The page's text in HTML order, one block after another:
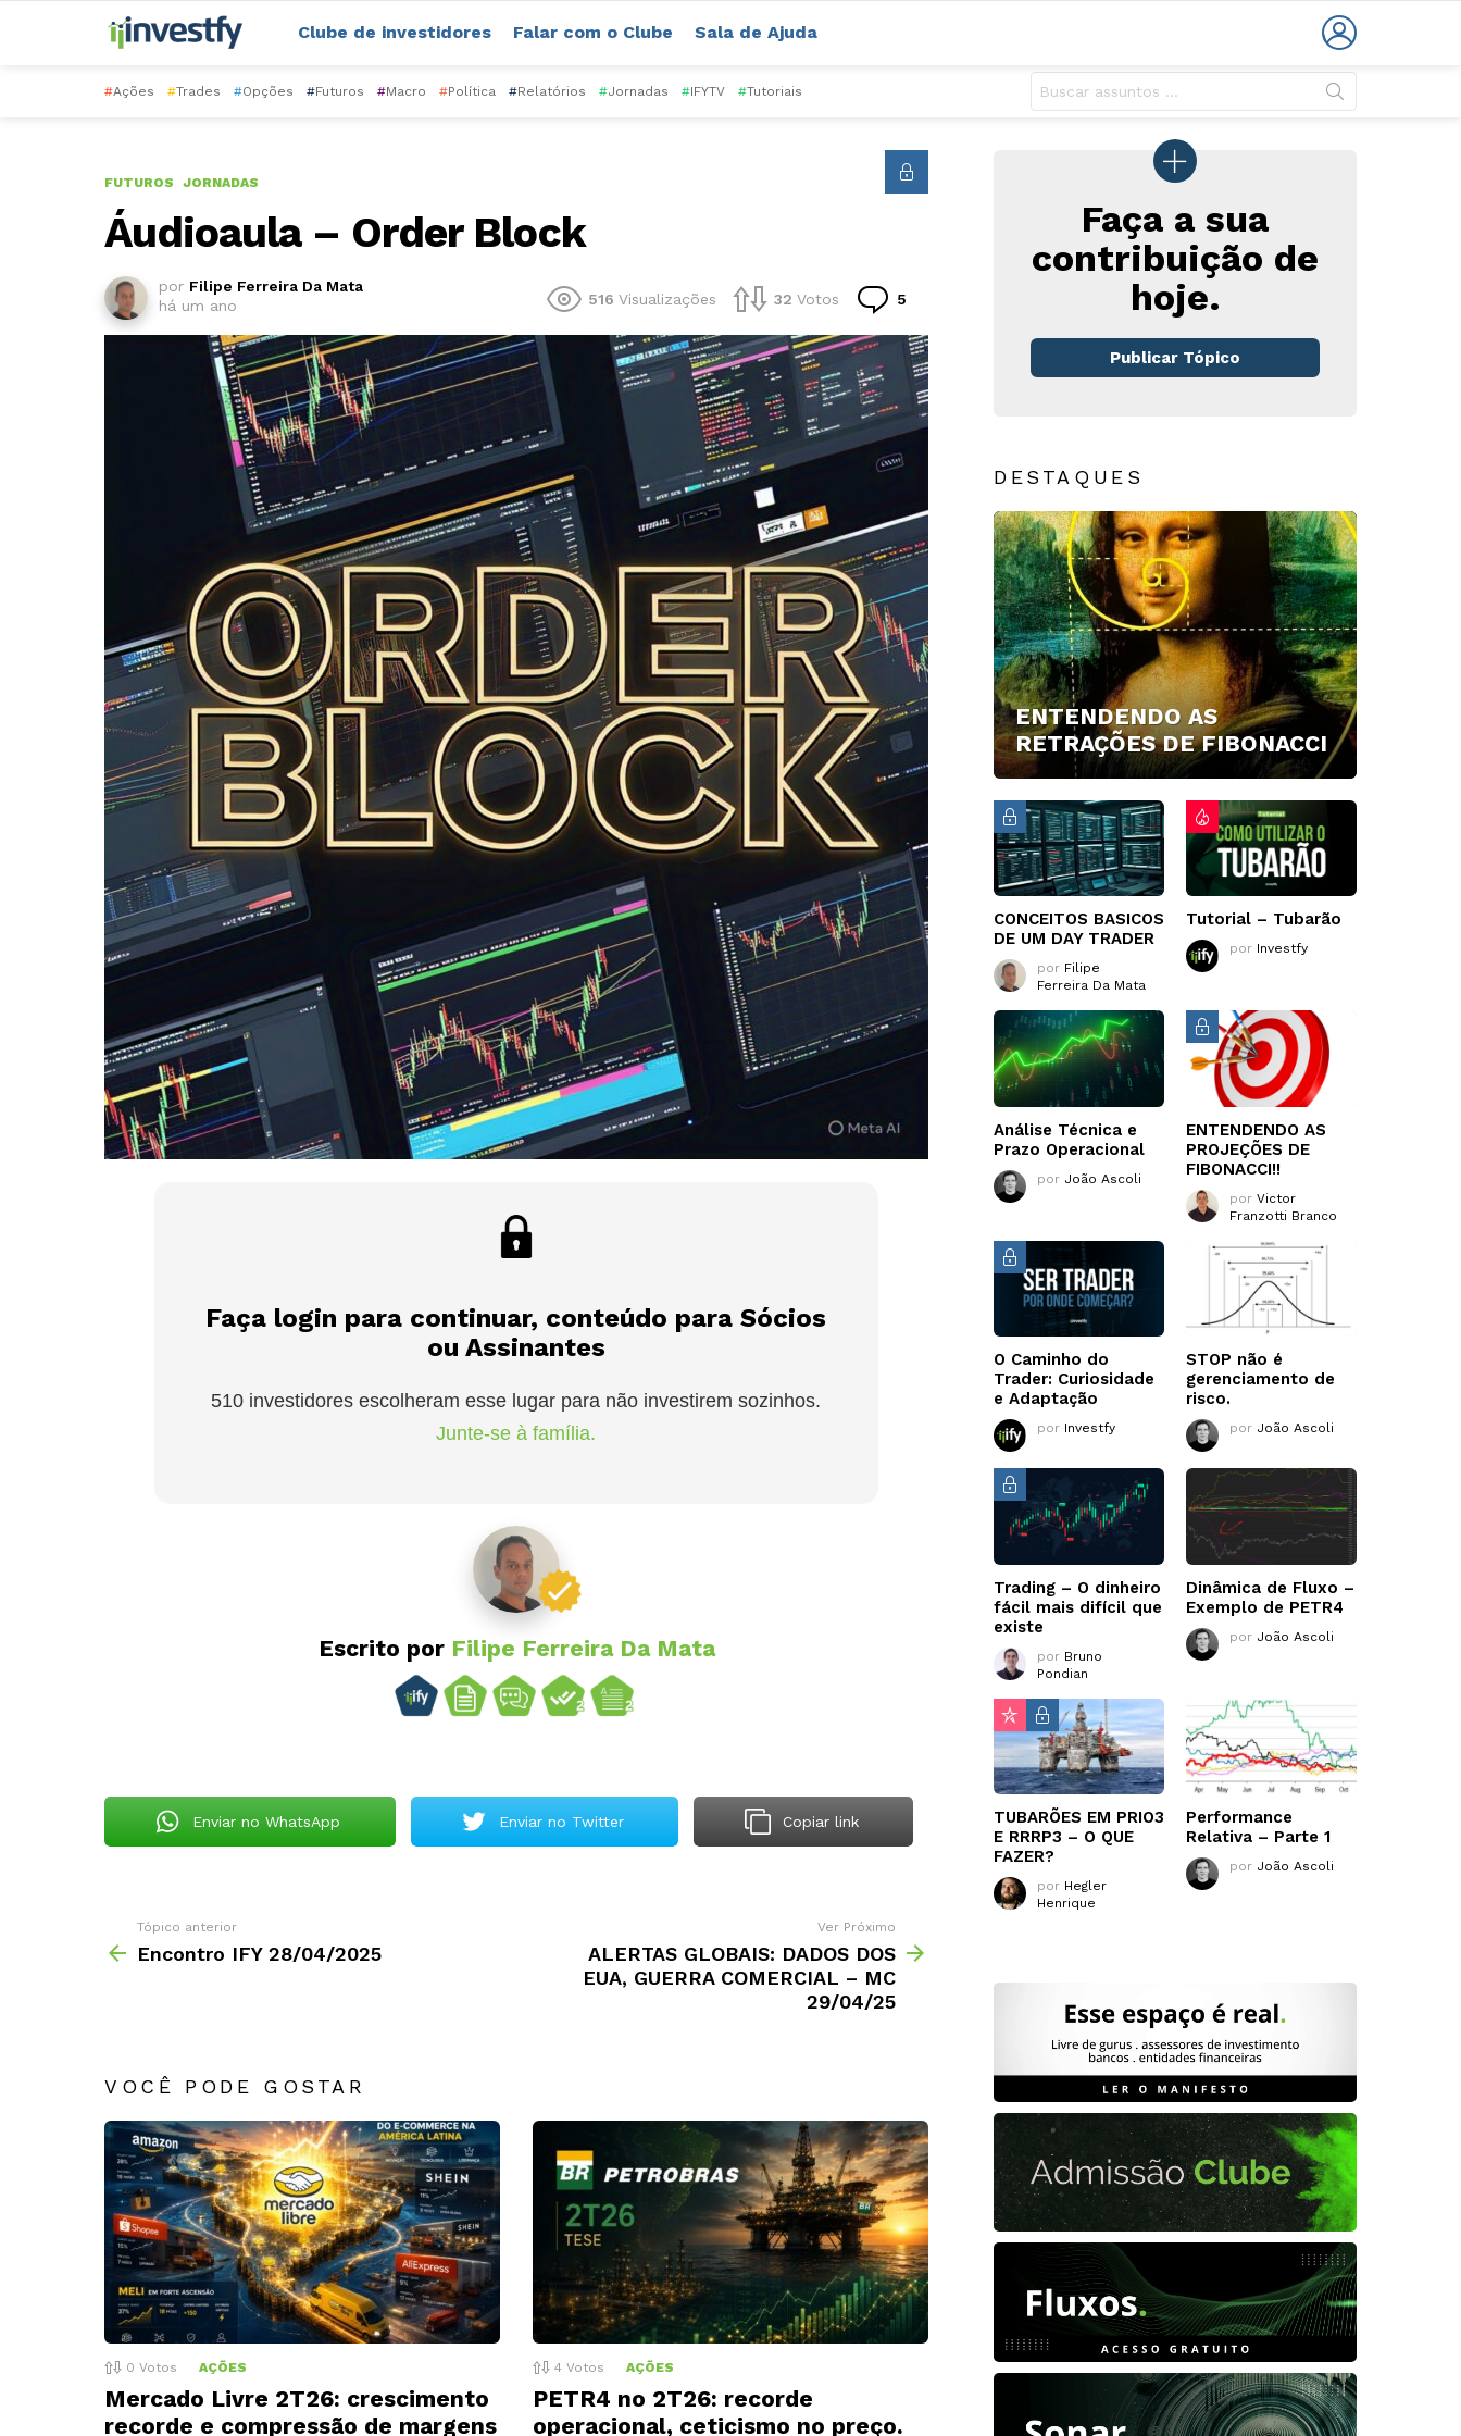
Clube de investidores Falar com o Clube Sala de Ajuda
#Ações #Trades #Opções #Futuros #Macro #Política #Relatórios #Jornadas #IFYTV #Tutoriais
FUTUROS JORNADAS
Áudioaula – Order Block
por Filipe Ferreira Da Mata
há um ano
516 Visualizações 32 Votos 5
Faça login para continuar, conteúdo para Sócios
ou Assinantes
510 investidores escolheram esse lugar para não investirem sozinhos.
Junte-se à família.
Escrito por Filipe Ferreira Da Mata
Enviar no WhatsApp Enviar no Twitter Copiar link
Tópico anterior
Encontro IFY 28/04/2025
Ver Próximo
ALERTAS GLOBAIS: DADOS DOS
EUA, GUERRA COMERCIAL – MC
29/04/25
VOCÊ PODE GOSTAR
0 Votos AÇÕES
Mercado Livre 2T26: crescimento
recorde e compressão de margens
4 Votos AÇÕES
PETR4 no 2T26: recorde
operacional, ceticismo no preço.
Faça a sua
contribuição de
hoje.
Publicar Tópico
DESTAQUES
ENTENDENDO AS
RETRAÇÕES DE FIBONACCI
CONCEITOS BASICOS
DE UM DAY TRADER
por Filipe
Ferreira Da Mata
Tutorial – Tubarão
por Investfy
Análise Técnica e
Prazo Operacional
por João Ascoli
ENTENDENDO AS
PROJEÇÕES DE
FIBONACCI!!
por Victor
Franzotti Branco
O Caminho do
Trader: Curiosidade
e Adaptação
por Investfy
STOP não é
gerenciamento de
risco.
por João Ascoli
Trading – O dinheiro
fácil mais difícil que
existe
por Bruno
Pondian
Dinâmica de Fluxo –
Exemplo de PETR4
por João Ascoli
TUBARÕES EM PRIO3
E RRRP3 – O QUE
FAZER?
por Hegler
Henrique
Performance
Relativa – Parte 1
por João Ascoli